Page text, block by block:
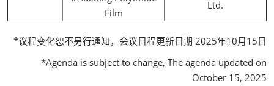
Film
Ltd.
*议程变化恕不另行通知，会议日程更新日期 2025年10月15日
*Agenda is subject to change, The agenda updated on
October 15, 2025